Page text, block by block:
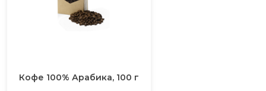
Кофе 100% Арабика, 100 г